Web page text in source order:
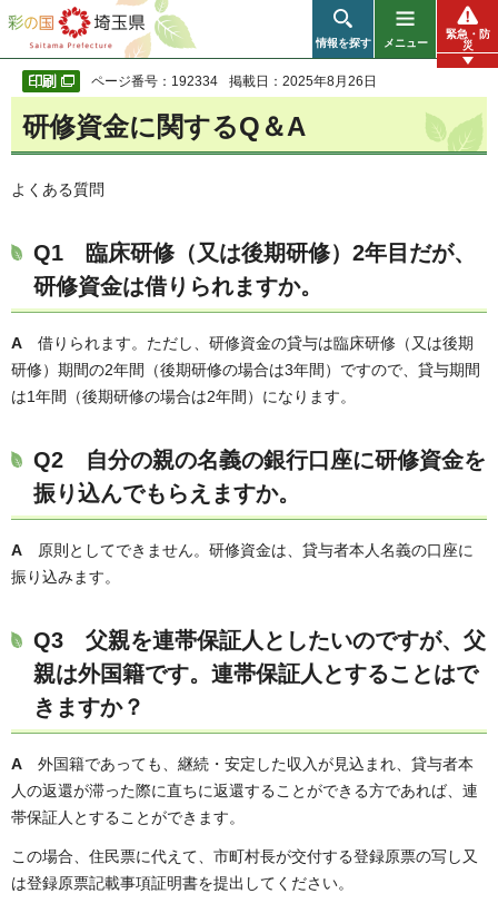
彩の国 埼玉県
情報を探す メニュー
緊急・防
災
ページ番号：192334 掲載日：2025年8月26日
研修資金に関するQ＆A
よくある質問
Q1 臨床研修（又は後期研修）2年目だが、
研修資金は借りられますか。
A 借りられます。ただし、研修資金の貸与は臨床研修（又は後期
研修）期間の2年間（後期研修の場合は3年間）ですので、貸与期間
は1年間（後期研修の場合は2年間）になります。
Q2 自分の親の名義の銀行口座に研修資金を
振り込んでもらえますか。
A 原則としてできません。研修資金は、貸与者本人名義の口座に
振り込みます。
Q3 父親を連帯保証人としたいのですが、父
親は外国籍です。連帯保証人とすることはで
きますか？
A 外国籍であっても、継続・安定した収入が見込まれ、貸与者本
人の返還が滞った際に直ちに返還することができる方であれば、連
帯保証人とすることができます。
この場合、住民票に代えて、市町村長が交付する登録原票の写し又
は登録原票記載事項証明書を提出してください。